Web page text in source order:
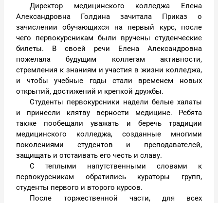
Директор медицинского колледжа Елена
Александровна Голдина зачитала Приказ о
зачислении обучающихся на первый курс, после
чего первокурсникам были вручены студенческие
билеты. В своей речи Елена Александровна
пожелала будущим коллегам активности,
стремления к знаниям и участия в жизни колледжа,
и чтобы учебные годы стали временем новых
открытий, достижений и крепкой дружбы.
Студенты первокурсники надели белые халаты
и принесли клятву верности медицине. Ребята
также пообещали уважать и беречь традиции
медицинского колледжа, созданные многими
поколениями студентов и преподавателей,
защищать и отстаивать его честь и славу.
С теплыми напутственными словами к
первокурсникам обратились кураторы групп,
студенты первого и второго курсов.
После торжественной части, для всех